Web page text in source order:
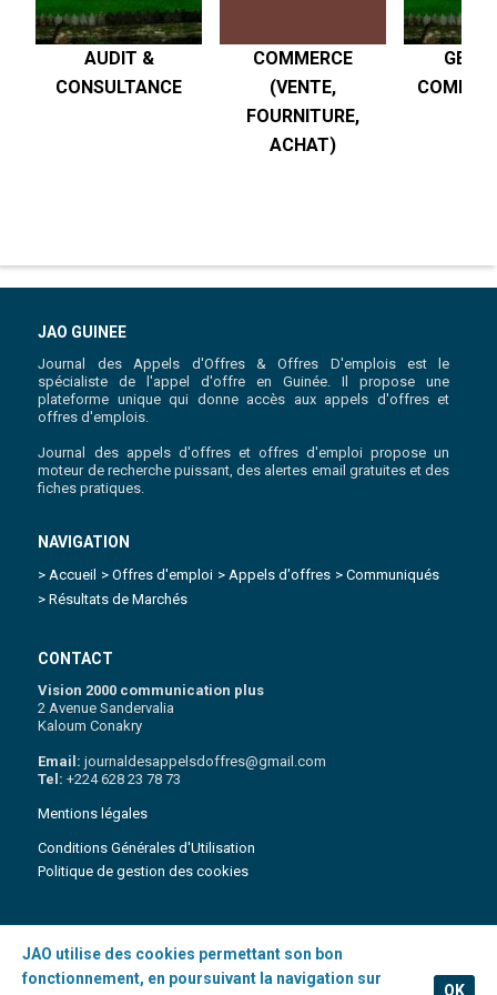
AUDIT &
CONSULTANCE
COMMERCE
(VENTE,
FOURNITURE,
ACHAT)
JAO GUINEE
Journal des Appels d'Offres & Offres D'emplois est le
spécialiste de l'appel d'offre en Guinée. Il propose une
plateforme unique qui donne accès aux appels d'offres et
offres d'emplois.
Journal des appels d'offres et offres d'emploi propose un
moteur de recherche puissant, des alertes email gratuites et des
fiches pratiques.
NAVIGATION
> Accueil > Offres d'emploi > Appels d'offres > Communiqués
> Résultats de Marchés
CONTACT
Vision 2000 communication plus
2 Avenue Sandervalia
Kaloum Conakry
Email:journaldesappelsdoffres@gmail.com
Tel:+224 628 23 78 73
Mentions légales
Conditions Générales d'Utilisation
Politique de gestion des cookies
Copyright 2021 © Journal des appels d'Offres | Tous droits réservés
JAO utilise des cookies permettant son bon
fonctionnement, en poursuivant la navigation sur
OK